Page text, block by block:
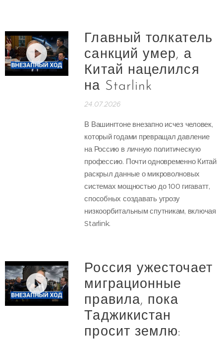
Главный толкатель
санкций умер, а
Китай нацелился
на Starlink
24.07.2026
В Вашингтоне внезапно исчез человек,
который годами превращал давление
на Россию в личную политическую
профессию. Почти одновременно Китай
раскрыл данные о микроволновых
системах мощностью до 100 гигаватт,
способных создавать угрозу
низкоорбитальным спутникам, включая
Starlink.
Россия ужесточает
миграционные
правила, пока
Таджикистан
просит землю: